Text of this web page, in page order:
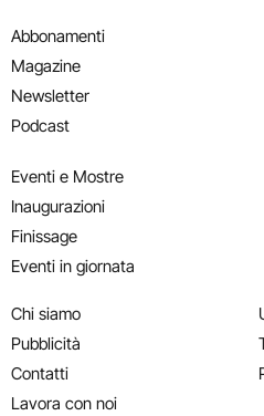
Abbonamenti
Magazine
Newsletter
Podcast
Eventi e Mostre
Inaugurazioni
Finissage
Eventi in giornata
Chi siamo
Pubblicità
Contatti
Lavora con noi